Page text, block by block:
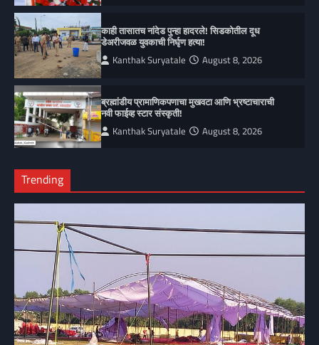
काही तासातच नांदेड पुन्हा हादरले! सिडकोतील दूध
डेअरीजवळ युवकाची निर्घृण हत्या!
Kanthak Suryatale August 8, 2026
ब्रह्मांडीय प्रामाणिकपणाचा मुखवटा आणि भ्रष्टाचाराची
नवी फाईव्ह स्टार संस्कृती!
Kanthak Suryatale August 8, 2026
Trending